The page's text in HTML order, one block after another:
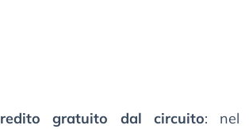
gratuito dal circuito: nel